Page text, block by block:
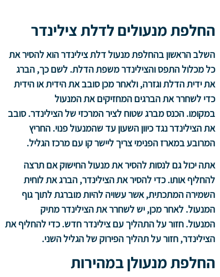
החלפת מנעולים לדלת צילינדר
השלב הראשון בהחלפת מנעול דלת צילינדר הוא להסיר את
כל מכלול התפס והצילינדר משפת הדלת. לשם כך, הברג
את ידית הדלת וגזרה, ולאחר מכן סובב את הידית או הידית
כדי לשחרר את הברגים המחזיקים את המנעול
במקומו. הכנס מברג שטוח לציר המרכזי של הצילינדר. סובב
את הצילינדר נגד כיוון השעון עד שהמנעול פנוי. החריץ
המרובע במארז הפנימי צריך ליישר קו עם מרכז הגליל.
אתה יכול גם לנסות להסיר את מנעול החישוק אם תרצה
להחליף אותו. כדי להסיר את הצילינדר, הברג את לוחית
השמירה המתכתית, אשר עשויה להיות מוברגת לתוך גוף
המנעול. לאחר מכן, יש לשחרר את הצילינדר מתיק
המנעול. חזור על התהליך עם צילינדר חדש. כדי להחליף את
הצילינדר, חזור על תהליך הפירוק של הגליל השני.
החלפת מנעולן במהירות